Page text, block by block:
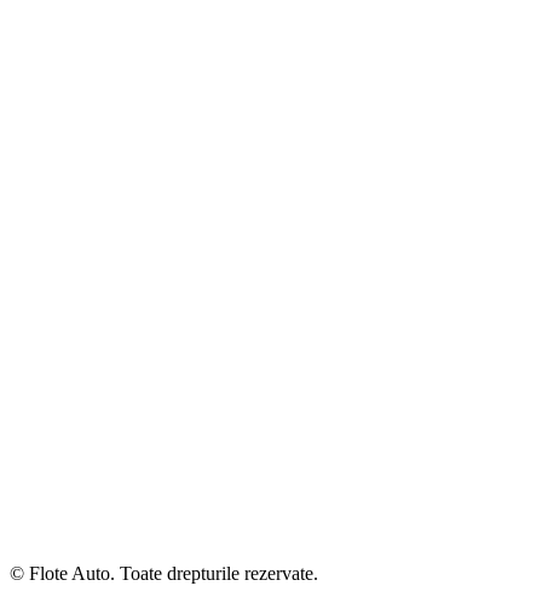
© Flote Auto. Toate drepturile rezervate.